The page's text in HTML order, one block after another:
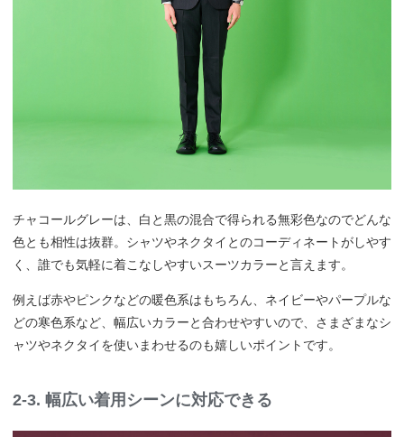
チャコールグレーは、白と黒の混合で得られる無彩色なのでどんな
色とも相性は抜群。シャツやネクタイとのコーディネートがしやす
く、誰でも気軽に着こなしやすいスーツカラーと言えます。
例えば赤やピンクなどの暖色系はもちろん、ネイビーやパープルな
どの寒色系など、幅広いカラーと合わせやすいので、さまざまなシ
ャツやネクタイを使いまわせるのも嬉しいポイントです。
2-3. 幅広い着用シーンに対応できる